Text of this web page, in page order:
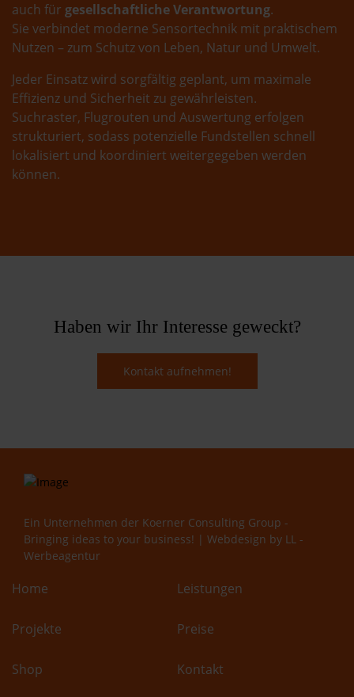
auch für gesellschaftliche Verantwortung.
Sie verbindet moderne Sensortechnik mit praktischem
Nutzen – zum Schutz von Leben, Natur und Umwelt.
Jeder Einsatz wird sorgfältig geplant, um maximale
Effizienz und Sicherheit zu gewährleisten.
Suchraster, Flugrouten und Auswertung erfolgen
strukturiert, sodass potenzielle Fundstellen schnell
lokalisiert und koordiniert weitergegeben werden
können.
Haben wir Ihr Interesse geweckt?
Kontakt aufnehmen!
Ein Unternehmen der Koerner Consulting Group -
Bringing ideas to your business! | Webdesign by LL -
Werbeagentur
Home Leistungen
Projekte Preise
Shop Kontakt